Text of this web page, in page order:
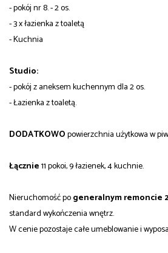
- pokój nr 8. - 2 os.
- 3 x łazienka z toaletą
- Kuchnia
Studio:
- pokój z aneksem kuchennym dla 2 os.
- Łazienka z toaletą.
DODATKOWOpowierzchnia użytkowa w
Łącznie11 pokoi, 9 łazienek, 4 kuchnie.
Nieruchomość pogeneralnym remoncie
standard wykończenia wnętrz.
W cenie pozostaje całe umeblowanie i